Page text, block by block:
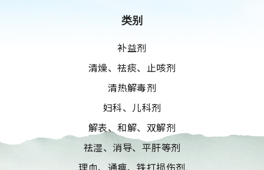
类别
补益剂
清燥、祛痰、止咳剂
清热解毒剂
妇科、儿科剂
解表、和解、双解剂
祛湿、消导、平肝等剂
理血、通痹、铁打损伤剂